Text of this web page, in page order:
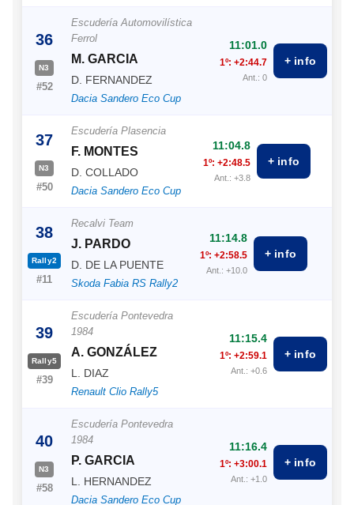
36
N3
#52
Escudería Automovilística
Ferrol
M. GARCIA
D. FERNANDEZ
Dacia Sandero Eco Cup
11:01.0
1º: +2:44.7
Ant.: 0
+ info
37
N3
#50
Escudería Plasencia
F. MONTES
D. COLLADO
Dacia Sandero Eco Cup
11:04.8
1º: +2:48.5
Ant.: +3.8
+ info
38
Rally2
#11
Recalvi Team
J. PARDO
D. DE LA PUENTE
Skoda Fabia RS Rally2
11:14.8
1º: +2:58.5
Ant.: +10.0
+ info
39
Rally5
#39
Escudería Pontevedra
1984
A. GONZÁLEZ
L. DIAZ
Renault Clio Rally5
11:15.4
1º: +2:59.1
Ant.: +0.6
+ info
40
N3
#58
Escudería Pontevedra
1984
P. GARCIA
L. HERNANDEZ
Dacia Sandero Eco Cup
11:16.4
1º: +3:00.1
Ant.: +1.0
+ info